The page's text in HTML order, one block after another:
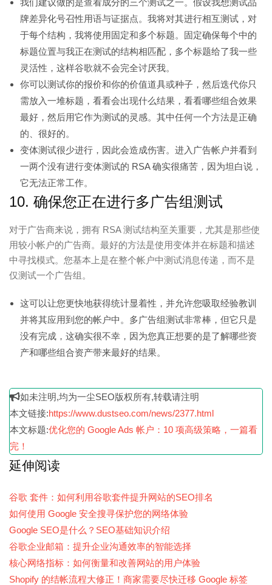
牌差异化号召性用语与证据点。我将对其进行相互测试，对
于每个结构，我将使用固定和多个标题。固定确保每个中的
标题位置与我正在测试的结构相匹配，多个标题给了我一些
灵活性，这样谷歌就不会完全讨厌我。
你可以测试你的报价和你的价值道具或种子，然后迭代你只
需放入一堆标题，看看会出现什么结果，看看哪些组合效果
最好，然后用它作为测试的灵感。其中任何一个方法是正确
的、很好的。
变体测试很少进行，因此会造成伤害。进入广告帐户并看到
一两个没有进行变体测试的 RSA 确实很痛苦，因为坦白说，
它无法正常工作。
10. 确保您正在进行多广告组测试
对于广告商来说，拥有 RSA 测试结构至关重要，尤其是那些使
用较小帐户的广告商。最好的方法是使用变体并在标题和描述
中寻找模式。您基本上是在整个帐户中测试消息传递，而不是
仅测试一个广告组。
这可以让您更快地获得统计显着性，并允许您吸取经验教训
并将其应用到您的帐户中。多广告组测试非常棒，但它只是
没有完成，这确实很不幸，因为您真正想要的是了解哪些资
产和哪些组合资产带来最好的结果。
如未注明,均为一尘SEO版权所有,转载请注明
本文链接:https://www.dustseo.com/news/2377.html
本文标题:优化您的 Google Ads 帐户：10 项高级策略，一篇看
完！
延伸阅读
谷歌 套件：如何利用谷歌套件提升网站的SEO排名
如何使用 Google 安全搜寻保护您的网络体验
Google SEO是什么？SEO基础知识介绍
谷歌企业邮箱：提升企业沟通效率的智能选择
核心网络指标：如何衡量和改善网站的用户体验
Shopify 的结帐流程大修正！商家需要尽快迁移 Google 标签